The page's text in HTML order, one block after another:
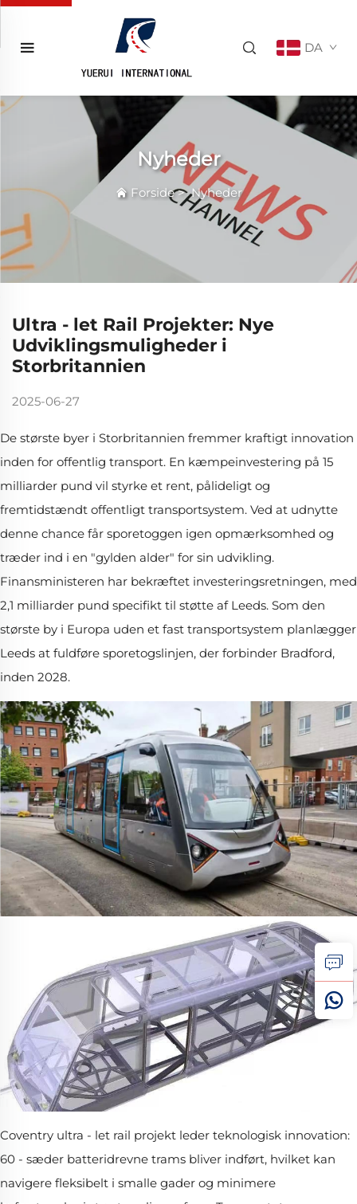
DA
Nyheder
Forside>Nyheder
Ultra - let Rail Projekter: Nye
Udviklingsmuligheder i
Storbritannien
2025-06-27
De største byer i Storbritannien fremmer kraftigt innovation
inden for offentlig transport. En kæmpeinvestering på 15
milliarder pund vil styrke et rent, pålideligt og
fremtidstændt offentligt transportsystem. Ved at udnytte
denne chance får sporetoggen igen opmærksomhed og
træder ind i en "gylden alder" for sin udvikling.
Finansministeren har bekræftet investeringsretningen, med
2,1 milliarder pund specifikt til støtte af Leeds. Som den
største by i Europa uden et fast transportsystem planlægger
Leeds at fuldføre sporetogslinjen, der forbinder Bradford,
inden 2028.
Coventry ultra - let rail projekt leder teknologisk innovation:
60 - sæder batteridrevne trams bliver indført, hvilket kan
navigere fleksibelt i smalle gader og minimere